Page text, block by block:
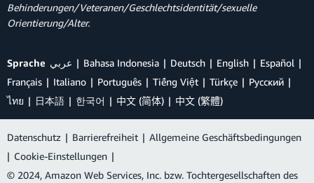
Behinderungen/Veteranen/Geschlechtsidentität/sexuelle
Orientierung/Alter.
Sprache عربي Bahasa Indonesia Deutsch English
Español
Français
Italiano Português Tiếng Việt Türkçe
Ρусский
ไทย
日本語 한국어 中文 (简体) 中文 (繁體)
Datenschutz | Barrierefreiheit | Allgemeine Geschäftsbedingungen
| Cookie-Einstellungen |
© 2024, Amazon Web Services, Inc. bzw. Tochtergesellschaften des